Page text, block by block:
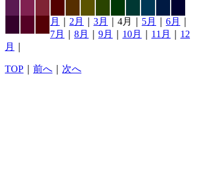
月 2月 3月 ｜4月｜ 5月 6月
7月
8月 9月 10月 11月
12
月
TOP 前へ 次へ